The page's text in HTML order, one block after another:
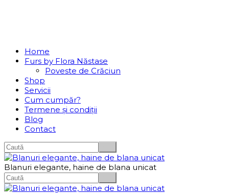
Home
Furs by Flora Năstase
Poveste de Crăciun
Shop
Servicii
Cum cumpăr?
Termene și condiții
Blog
Contact
Blanuri elegante, haine de blana unicat